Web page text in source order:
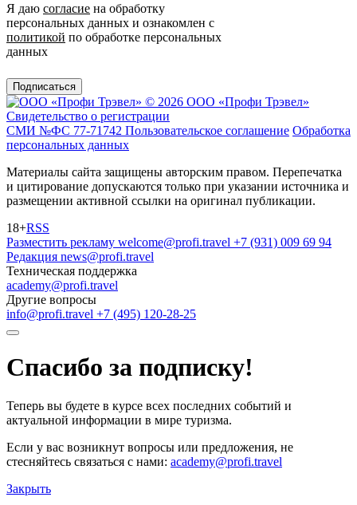
Я даю согласие на обработку
персональных данных и ознакомлен с
политикой по обработке персональных
данных
Подписаться
© 2026 ООО «Профи Трэвeл»
Свидетельство о регистрации
СМИ №ФС 77-71742 Пользовательское соглашение Обработка
персональных данных
Материалы сайта защищены авторским правом. Перепечатка
и цитирование допускаются только при указании источника и
размещении активной ссылки на оригинал публикации.
18+RSS
Разместить рекламу welcome@profi.travel +7 (931) 009 69 94
Редакция news@profi.travel
Техническая поддержка
academy@profi.travel
Другие вопросы
info@profi.travel +7 (495) 120-28-25
Спасибо за подписку!
Теперь вы будете в курсе всех последних событий и
актуальной информации в мире туризма.
Если у вас возникнут вопросы или предложения, не
стесняйтесь связаться с нами: academy@profi.travel
Закрыть